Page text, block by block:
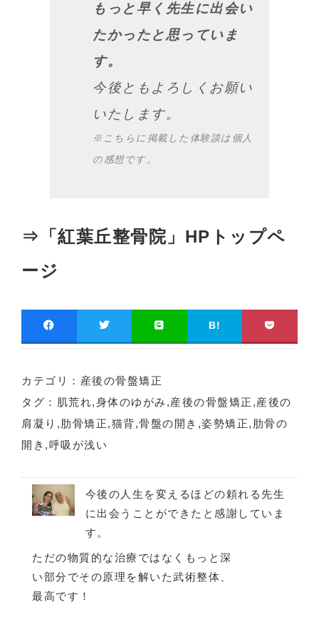
もっと早く先生に出会い
たかったと思っていま
す。
今後ともよろしくお願い
いたします。
※こちらに掲載した体験談は個人
の感想です。
⇒「紅葉丘整骨院」HPトップペ
ージ
B!
カテゴリ： 産後の骨盤矯正
タグ： 肌荒れ,身体のゆがみ ,産後の骨盤矯正 ,産後の
肩凝り , 肋骨矯正,猫背,骨盤の開き ,姿勢矯正, 肋骨の
開き ,呼吸が浅い
今後の人生を変えるほどの頼れる先生
に出会うことができたと感謝していま
す。
ただの物質的な治療ではなくもっと深
い部分でその原理を解いた武術整体、
最高です！